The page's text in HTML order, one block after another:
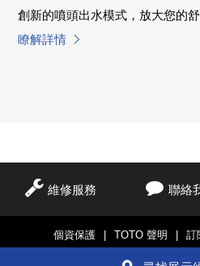
創新的噴頭出水模式，放大您的
瞭解詳情
維修服務 聯絡
個資保護 TOTO 聲明 訂